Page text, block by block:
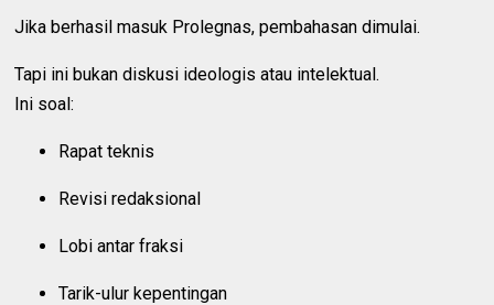
Jika berhasil masuk Prolegnas, pembahasan dimulai.
Tapi ini bukan diskusi ideologis atau intelektual.
Ini soal:
Rapat teknis
Revisi redaksional
Lobi antar fraksi
Tarik-ulur kepentingan